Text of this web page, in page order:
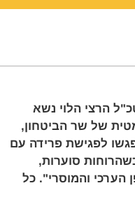
הלוי נשא
של שר הביטחון,
לפגישת פרידה עם
סוערות,
והמוסרי". כל